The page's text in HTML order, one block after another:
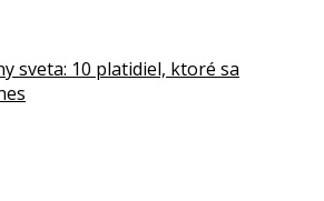
sveta: 10 platidiel, ktoré sa